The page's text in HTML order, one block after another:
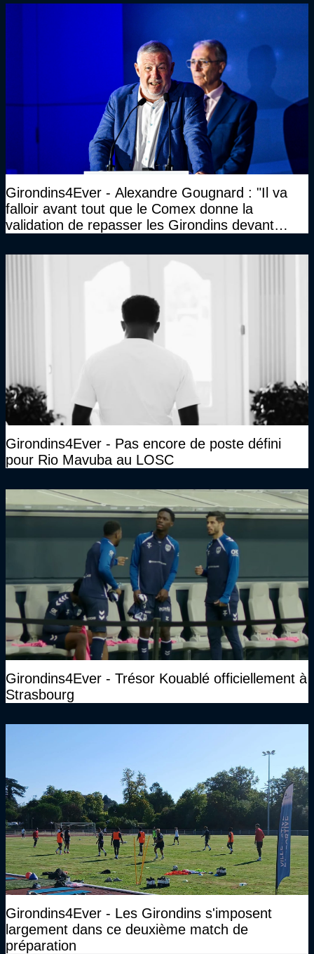
Girondins4Ever - Alexandre Gougnard : "Il va
falloir avant tout que le Comex donne la
validation de repasser les Girondins devant
Girondins4Ever - Pas encore de poste défini
pour Rio Mavuba au LOSC
Girondins4Ever - Trésor Kouablé officiellement à
Strasbourg
Girondins4Ever - Les Girondins s'imposent
largement dans ce deuxième match de
préparation